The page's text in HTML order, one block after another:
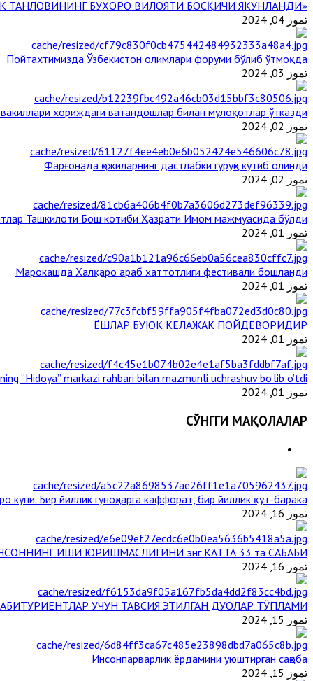
«ЙИЛ ИМОМИ – 2024» КЎРИК ТАНЛОВИНИНГ БУХОРО ВИЛОЯТИ БОСҚИЧИ ЯКУНЛАНДИ
تموز 04, 2024
Пойтахтимизда Ўзбекистон олимлари форуми бўлиб ўтмоқда
تموز 03, 2024
хориждаги ватандошлар билан мулоқотлар ўтказди
تموز 02, 2024
Фарғонада ҳожиларнинг дастлабки гуруҳи кутиб олинди
تموز 02, 2024
Ташкилоти Бош котиби Ҳазрати Имом мажмуасида бўлди
تموز 01, 2024
Марокашда Халқаро араб хаттотлиги фестивали бошланди
تموز 01, 2024
ЁШЛАР БУЮК КЕЛАЖАК ПОЙДЕВОРИДИР
تموز 01, 2024
“Hidoya” markazi rahbari bilan mazmunli uchrashuv bo’lib o’tdi
تموز 01, 2024
СЎНГГИ МАҚОЛАЛАР
куни. Бир йиллик гуноҳларга каффорат, бир йиллик қут-барака
تموز 16, 2024
ИШИ ЮРИШМАСЛИГИНИ энг КАТТА 33 та САБАБИ
تموز 16, 2024
АБИТУРИЕНТЛАР УЧУН ТАВСИЯ ЭТИЛГАН ДУОЛАР ТЎПЛАМИ
تموز 15, 2024
Инсонпарварлик ёрдамини уюштирган саҳоба
تموز 15, 2024